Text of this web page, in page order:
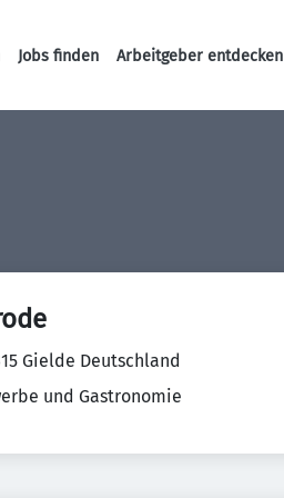
Haupt-Navigation
Jobs finden Arbeitgeber entdecken
Gielde Deutschland
und Gastronomie